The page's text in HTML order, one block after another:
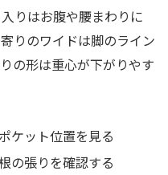
りはお腹や腰まわりに
りのワイドは脚のライン
の形は重心が下がりやす
ケット位置を見る
の張りを確認する